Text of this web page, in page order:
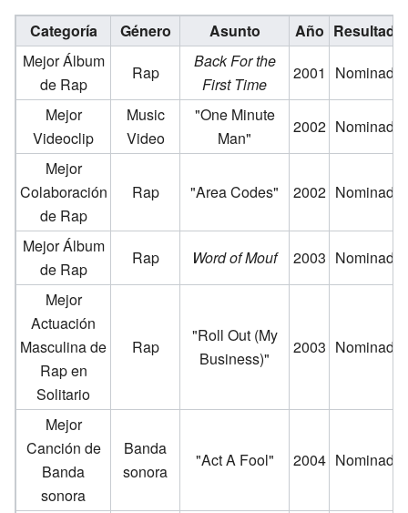
Categoría Género Asunto Año Resultado
Mejor Álbum
de Rap
Rap
Back For the
First Time
2001
Nominado
Mejor
Videoclip
Music
Video
"One Minute
Man"
2002 Nominado
Mejor
Colaboración
de Rap
Rap "Area Codes" 2002 Nominado
Mejor Álbum
de Rap
Rap Word of Mouf 2003 Nominado
Mejor
Actuación
Masculina de
Rap en
Solitario
Rap
"Roll Out (My
Business)"
2003 Nominado
Mejor
Canción de
Banda
sonora
Banda
sonora
"Act A Fool" 2004 Nominado